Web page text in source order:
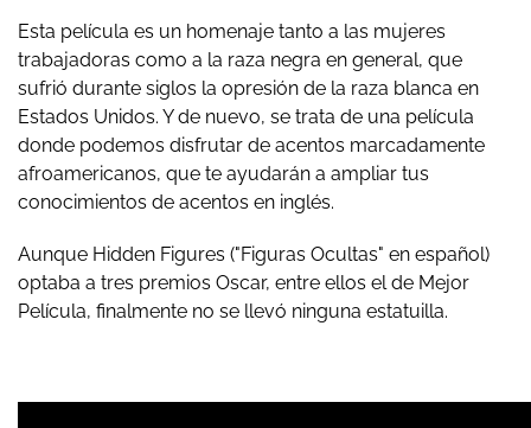
Esta película es un homenaje tanto a las mujeres
trabajadoras como a la raza negra en general, que
sufrió durante siglos la opresión de la raza blanca en
Estados Unidos. Y de nuevo, se trata de una película
donde podemos disfrutar de acentos marcadamente
afroamericanos, que te ayudarán a ampliar tus
conocimientos de acentos en inglés.
Aunque Hidden Figures ("Figuras Ocultas" en español)
optaba a tres premios Oscar, entre ellos el de Mejor
Película, finalmente no se llevó ninguna estatuilla.